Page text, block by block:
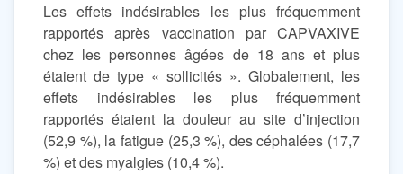
Les effets indésirables les plus fréquemment
rapportés après vaccination par CAPVAXIVE
chez les personnes âgées de 18 ans et plus
étaient de type « sollicités ». Globalement, les
effets indésirables les plus fréquemment
rapportés étaient la douleur au site d’injection
(52,9 %), la fatigue (25,3 %), des céphalées (17,7
%) et des myalgies (10,4 %).